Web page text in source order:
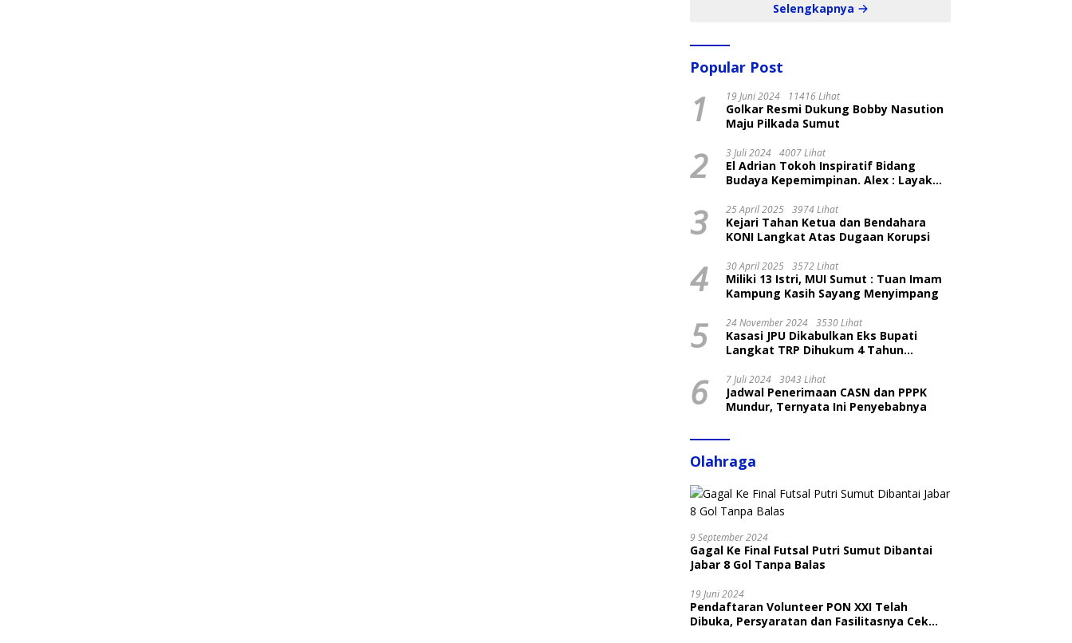
Selengkapnya
Popular Post
1 19 Juni 2024 11416 Lihat
Golkar Resmi Dukung Bobby Nasution
Maju Pilkada Sumut
2 3 Juli 2024 4007 Lihat
El Adrian Tokoh Inspiratif Bidang
Budaya Kepemimpinan. Alex : Layak
3 25 April 2025 3974 Lihat
Kejari Tahan Ketua dan Bendahara
KONI Langkat Atas Dugaan Korupsi
4 30 April 2025 3572 Lihat
Miliki 13 Istri, MUI Sumut : Tuan Imam
Kampung Kasih Sayang Menyimpang
5 24 November 2024 3530 Lihat
Kasasi JPU Dikabulkan Eks Bupati
Langkat TRP Dihukum 4 Tahun
6 7 Juli 2024 3043 Lihat
Jadwal Penerimaan CASN dan PPPK
Mundur, Ternyata Ini Penyebabnya
Olahraga
9 September 2024
Gagal Ke Final Futsal Putri Sumut Dibantai
Jabar 8 Gol Tanpa Balas
19 Juni 2024
Pendaftaran Volunteer PON XXI Telah
Dibuka, Persyaratan dan Fasilitasnya Cek